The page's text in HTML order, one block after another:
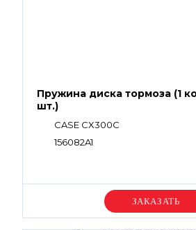
Пружина диска тормоза (1
шт.)
CASE CX300C
156082A1
Уточняйте цену